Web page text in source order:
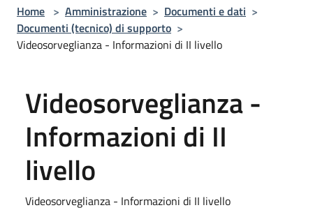
Home > Amministrazione > Documenti e dati >
Documenti (tecnico) di supporto >
Videosorveglianza - Informazioni di II livello
Videosorveglianza -
Informazioni di II
livello
Videosorveglianza - Informazioni di II livello